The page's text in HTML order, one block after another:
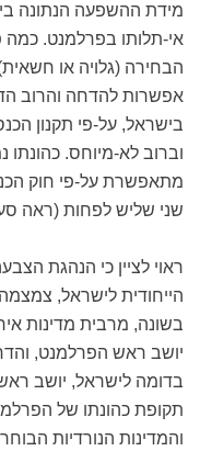
מידת ההשפעה הנתונה
אי-תלותו בפרלמנט. כמה
הבחירה (גלויה או
אפשרות להדחה והרוב
בישראל, על-פי תקנון
וברוב לא-מיוחס.
שני שליש לפחות (ראה
ראוי לציין כי הנהגת
הייחודית לישראל,
בשונה, מרבית מדינות
יושב ראש הפרלמנט,
בדומה לישראל, יושב
תקופת כהונתו של
והמדינות הנורדיות